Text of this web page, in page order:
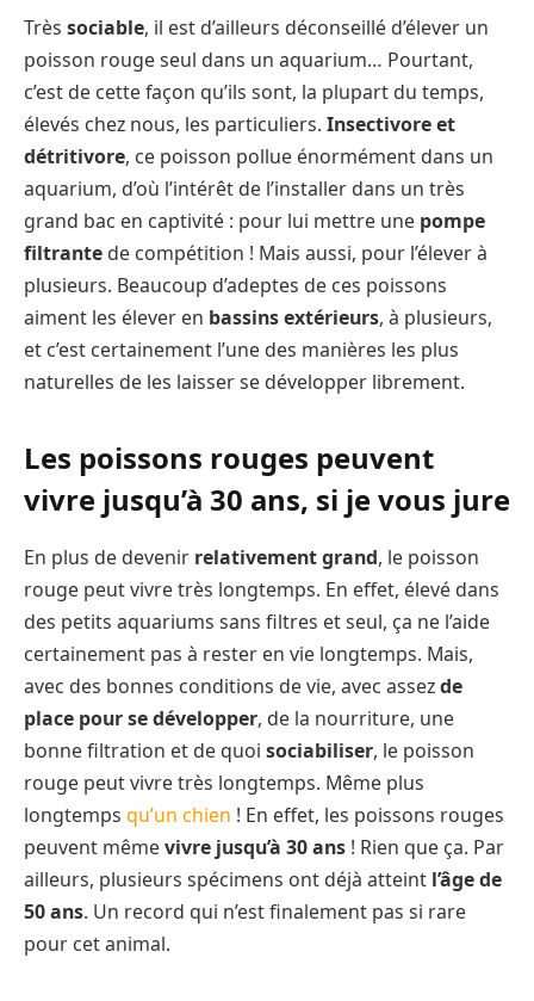
Très sociable, il est d’ailleurs déconseillé d’élever un
poisson rouge seul dans un aquarium… Pourtant,
c’est de cette façon qu’ils sont, la plupart du temps,
élevés chez nous, les particuliers. Insectivore et
détritivore, ce poisson pollue énormément dans un
aquarium, d’où l’intérêt de l’installer dans un très
grand bac en captivité : pour lui mettre une pompe
filtrante de compétition ! Mais aussi, pour l’élever à
plusieurs. Beaucoup d’adeptes de ces poissons
aiment les élever en bassins extérieurs, à plusieurs,
et c’est certainement l’une des manières les plus
naturelles de les laisser se développer librement.
Les poissons rouges peuvent
vivre jusqu’à 30 ans, si je vous jure
En plus de devenir relativement grand, le poisson
rouge peut vivre très longtemps. En effet, élevé dans
des petits aquariums sans filtres et seul, ça ne l’aide
certainement pas à rester en vie longtemps. Mais,
avec des bonnes conditions de vie, avec assezde
place pour se développer, de la nourriture, une
bonne filtration et de quoi sociabiliser, le poisson
rouge peut vivre très longtemps. Même plus
longtemps qu’un chien ! En effet, les poissons rouges
peuvent mêmevivre jusqu’à 30 ans ! Rien que ça. Par
ailleurs, plusieurs spécimens ont déjà atteint l’âge de
50 ans. Un record qui n’est finalement pas si rare
pour cet animal.